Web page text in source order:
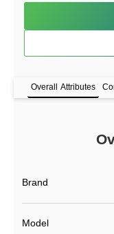
Overall Attributes
Brand
Model